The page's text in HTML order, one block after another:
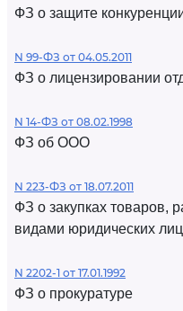
ФЗ о защите
N 99-ФЗ от 04.05.2011
ФЗ о лицензировании
N 14-ФЗ от 08.02.1998
ФЗ об ООО
N 223-ФЗ от 18.07.2011
ФЗ о закупках товаров,
видами юридических лиц
N 2202-1 от 17.01.1992
ФЗ о прокуратуре